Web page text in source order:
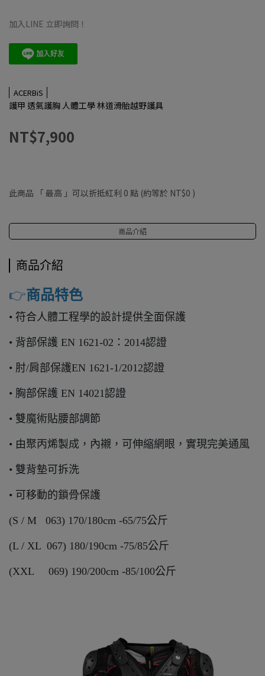
加入LINE 立即詢問！
ACERBiS
護甲 透氣護胸 人體工學 林道滑胎越野護具
NT$7,900
此商品 「 最高 」可以折抵紅利 0 點 (約等於 NT$0 )
商品介紹
商品介紹
👉️商品特色
• 符合人體工程學的設計提供全面保護
• 背部保護 EN 1621-02：2014認證
• 肘/肩部保護EN 1621-1/2012認證
• 胸部保護 EN 14021認證
• 雙魔術貼腰部調節
• 由聚丙烯製成，內襯，可伸縮網眼，實現完美通風
• 雙背墊可拆洗
• 可移動的鎖骨保護
(S / M 063) 170/180cm -65/75公斤
(L / XL 067) 180/190cm -75/85公斤
(XXL 069) 190/200cm -85/100公斤